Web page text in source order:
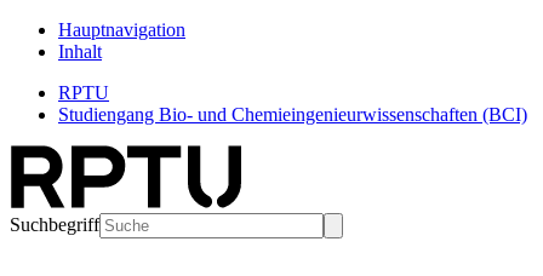
Hauptnavigation
Inhalt
RPTU
Studiengang Bio- und Chemieingenieurwissenschaften (BCI)
Suchbegriff